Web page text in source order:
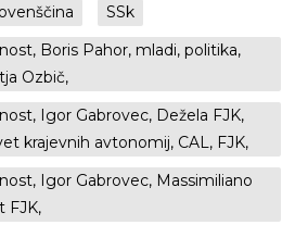
SSk
Boris Pahor, mladi, politika,
Ozbič,
Igor Gabrovec, Dežela FJK,
krajevnih avtonomij, CAL, FJK,
Igor Gabrovec, Massimiliano
FJK,